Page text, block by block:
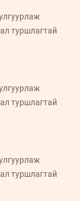
туршлагтай
туршлагтай
туршлагтай